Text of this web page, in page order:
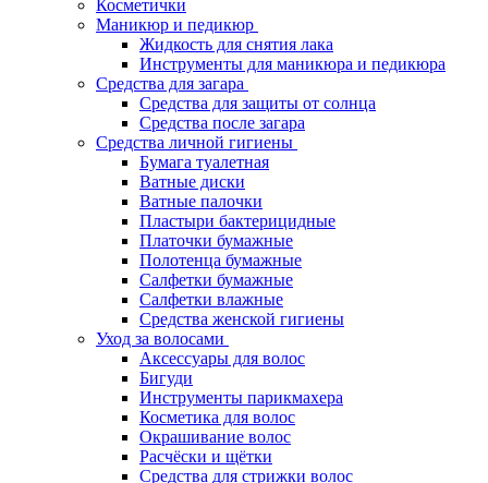
Косметички
Маникюр и педикюр
Жидкость для снятия лака
Инструменты для маникюра и педикюра
Средства для загара
Средства для защиты от солнца
Средства после загара
Средства личной гигиены
Бумага туалетная
Ватные диски
Ватные палочки
Пластыри бактерицидные
Платочки бумажные
Полотенца бумажные
Салфетки бумажные
Салфетки влажные
Средства женской гигиены
Уход за волосами
Аксессуары для волос
Бигуди
Инструменты парикмахера
Косметика для волос
Окрашивание волос
Расчёски и щётки
Средства для стрижки волос